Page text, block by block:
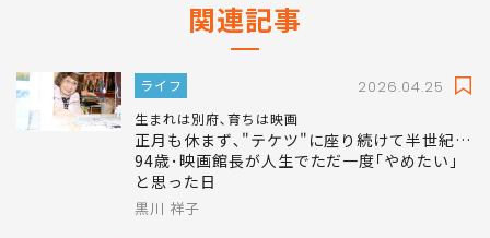
ライフ 2026.04.25
生まれは別府､育ちは映画
正月も休まず､"テケツ"に座り続けて半世紀…